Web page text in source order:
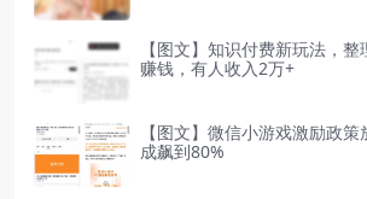
【图文】知识付费新玩法，
赚钱，有人收入2万+
【图文】微信小游戏激励政
成飙到80%